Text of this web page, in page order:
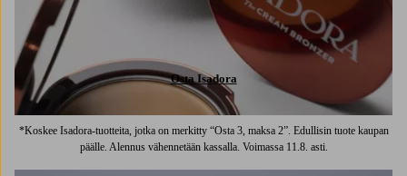
Osta Isadora
*Koskee Isadora-tuotteita, jotka on merkitty “Osta 3, maksa 2”. Edullisin tuote kaupan
päälle. Alennus vähennetään kassalla. Voimassa 11.8. asti.